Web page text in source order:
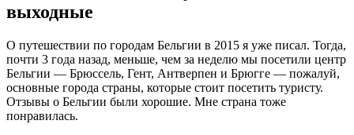
выходные
О путешествии по городам Бельгии в 2015 я уже писал. Тогда,
почти 3 года назад, меньше, чем за неделю мы посетили центр
Бельгии — Брюссель, Гент, Антверпен и Брюгге — пожалуй,
основные города страны, которые стоит посетить туристу.
Отзывы о Бельгии были хорошие. Мне страна тоже
понравилась.